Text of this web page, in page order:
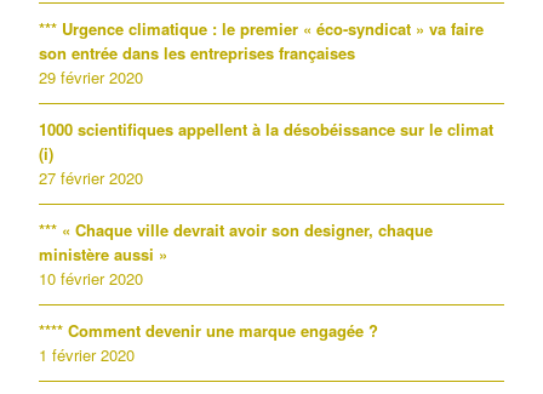
*** Urgence climatique : le premier « éco-syndicat » va faire
son entrée dans les entreprises françaises
29 février 2020
1000 scientifiques appellent à la désobéissance sur le climat
(i)
27 février 2020
*** « Chaque ville devrait avoir son designer, chaque
ministère aussi »
10 février 2020
**** Comment devenir une marque engagée ?
1 février 2020